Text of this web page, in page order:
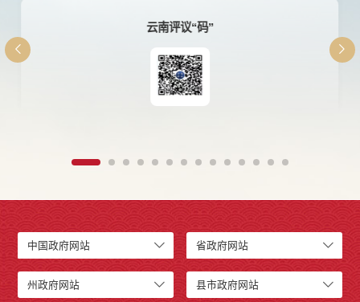
云南评议“码”
中国政府网站 省政府网站
州政府网站 县市政府网站